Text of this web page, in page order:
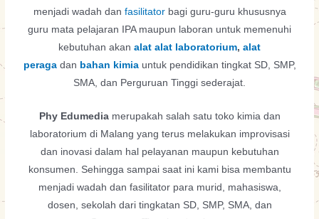
menjadi wadah dan fasilitatorbagi guru-guru khususnya
guru mata pelajaran IPA maupun laboran untuk memenuhi
kebutuhan akan alat alat laboratorium, alat
peragadan bahan kimiauntuk pendidikan tingkat SD, SMP,
SMA, dan Perguruan Tinggi sederajat.
Phy Edumediamerupakah salah satu toko kimia dan
laboratorium di Malang yang terus melakukan improvisasi
dan inovasi dalam hal pelayanan maupun kebutuhan
konsumen. Sehingga sampai saat ini kami bisa membantu
menjadi wadah dan fasilitator para murid, mahasiswa,
dosen, sekolah dari tingkatan SD, SMP, SMA, dan